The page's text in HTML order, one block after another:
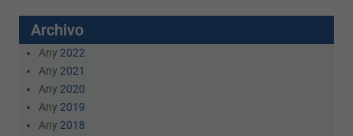
Archivo
Any 2022
Any 2021
Any 2020
Any 2019
Any 2018